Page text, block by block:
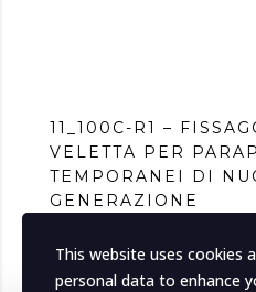
11_100C-R1 –
VELETTA PER
TEMPORANEI DI
GENERAZIONE
This website uses cookies
personal data to enhance